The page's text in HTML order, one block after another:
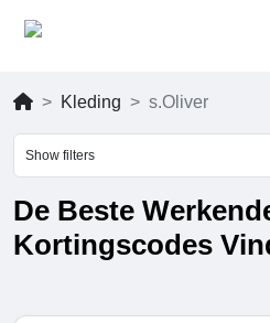
Kleding s.Oliver
Show filters
De Beste
Kortingscodes